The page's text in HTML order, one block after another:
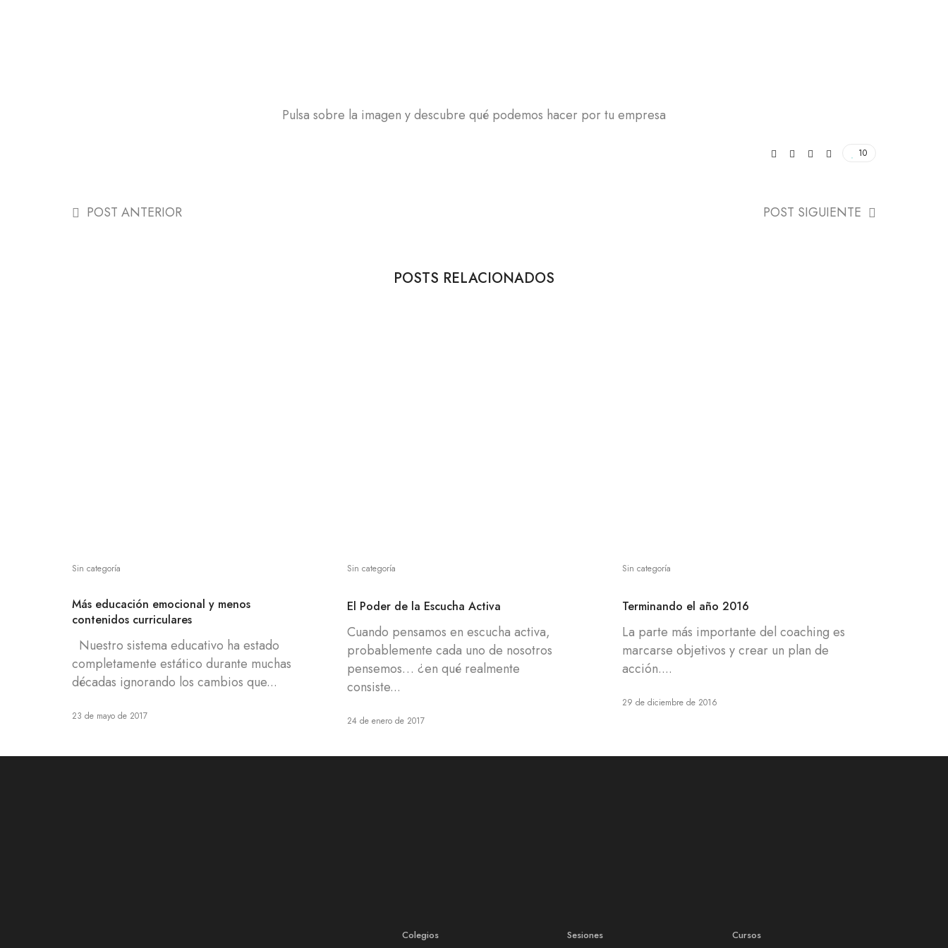
Pulsa sobre la imagen y descubre qué podemos hacer por tu empresa
10
POST ANTERIOR POST SIGUIENTE
POSTS RELACIONADOS
Sin categoría
Más educación emocional y menos
contenidos curriculares
Nuestro sistema educativo ha estado
completamente estático durante muchas
décadas ignorando los cambios que...
23 de mayo de 2017
Sin categoría
El Poder de la Escucha Activa
Cuando pensamos en escucha activa,
probablemente cada uno de nosotros
pensemos… ¿en qué realmente
consiste...
24 de enero de 2017
Sin categoría
Terminando el año 2016
La parte más importante del coaching es
marcarse objetivos y crear un plan de
acción....
29 de diciembre de 2016
Colegios Sesiones Cursos